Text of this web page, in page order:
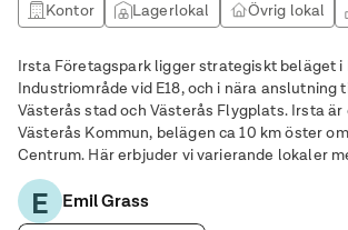
Kontor Lagerlokal Övrig lokal
Irsta Företagspark ligger strategiskt beläget i
Industriområde vid E18, och i nära anslutning
Västerås stad och Västerås Flygplats. Irsta
Västerås Kommun, belägen ca 10 km öster
Centrum. Här erbjuder vi varierande lokaler
lättare industri, lager och kontor. Området omfattar ca 36 000
m2 mark och ca 12 000 m2 lokalarea. Lokalen
E Emil Grass